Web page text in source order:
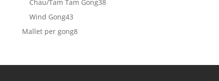
Chau/Tam Tam Gong38
Wind Gong4343
prodotti
Mallet per gong88